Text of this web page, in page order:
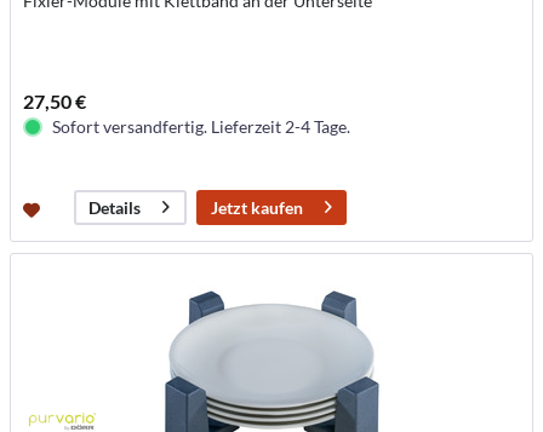
27,50 €
Sofort versandfertig. Lieferzeit 2-4 Tage.
Details Jetzt kaufen